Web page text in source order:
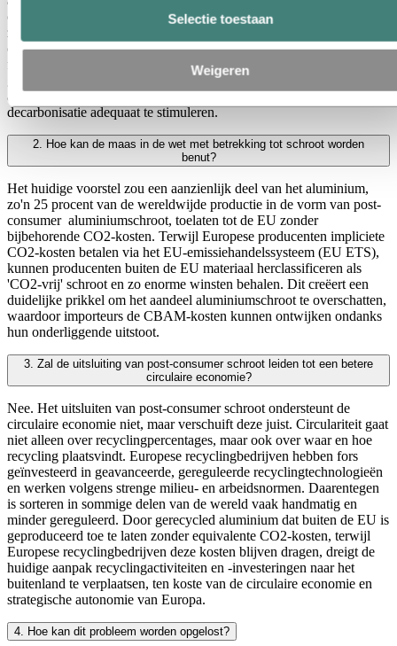
Selectie toestaan
Weigeren
omgesmolten aluminium op de Europese markt kunnen verkopen
zonder dezelfde CO2-kosten te dragen als EU-producenten. Dit
creëert een enorm gat in het systeem. Dit ondermijnt het
fundamentele principe van CBAM, namelijk gelijke kosten voor
gelijke emissies, en bedreigt de concurrentiepositie van de Europese
aluminiumindustrie, terwijl het er niet in slaagt om de wereldwijde
decarbonisatie adequaat te stimuleren.
2. Hoe kan de maas in de wet met betrekking tot schroot worden
benut?
Het huidige voorstel zou een aanzienlijk deel van het aluminium,
zo'n 25 procent van de wereldwijde productie in de vorm van post-
consumer aluminiumschroot, toelaten tot de EU zonder
bijbehorende CO2-kosten. Terwijl Europese producenten impliciete
CO2-kosten betalen via het EU-emissiehandelssysteem (EU ETS),
kunnen producenten buiten de EU materiaal herclassificeren als
'CO2-vrij' schroot en zo enorme winsten behalen. Dit creëert een
duidelijke prikkel om het aandeel aluminiumschroot te overschatten,
waardoor importeurs de CBAM-kosten kunnen ontwijken ondanks
hun onderliggende uitstoot.
3. Zal de uitsluiting van post-consumer schroot leiden tot een betere
circulaire economie?
Nee. Het uitsluiten van post-consumer schroot ondersteunt de
circulaire economie niet, maar verschuift deze juist. Circulariteit gaat
niet alleen over recyclingpercentages, maar ook over waar en hoe
recycling plaatsvindt. Europese recyclingbedrijven hebben fors
geïnvesteerd in geavanceerde, gereguleerde recyclingtechnologieën
en werken volgens strenge milieu- en arbeidsnormen. Daarentegen
is sorteren in sommige delen van de wereld vaak handmatig en
minder gereguleerd. Door gerecycled aluminium dat buiten de EU is
geproduceerd toe te laten zonder equivalente CO2-kosten, terwijl
Europese recyclingbedrijven deze kosten blijven dragen, dreigt de
huidige aanpak recyclingactiviteiten en -investeringen naar het
buitenland te verplaatsen, ten koste van de circulaire economie en
strategische autonomie van Europa.
4. Hoe kan dit probleem worden opgelost?